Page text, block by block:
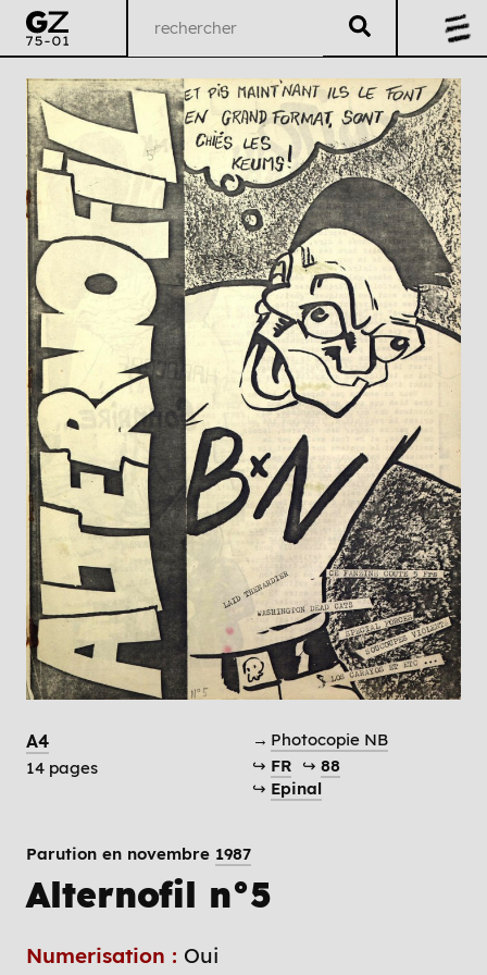
A4
14 pages
→ Photocopie NB
↪ FR ↪ 88
↪ Epinal
Parution en novembre 1987
Alternofil n°5
Numerisation : Oui